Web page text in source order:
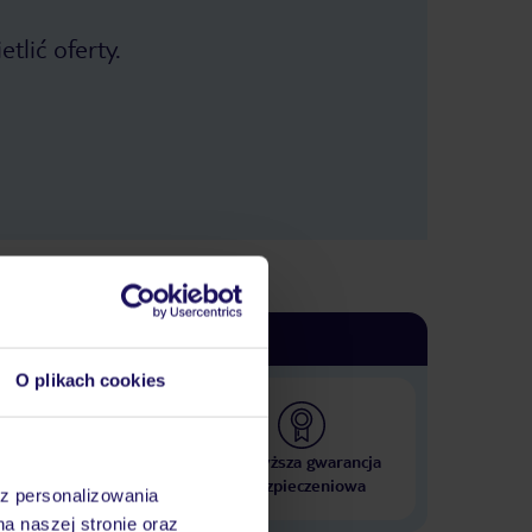
O plikach cookies
personalizowania
naszej stronie oraz
oferty.
krajach
Najwyższa gwarancja
ubezpieczeniowa